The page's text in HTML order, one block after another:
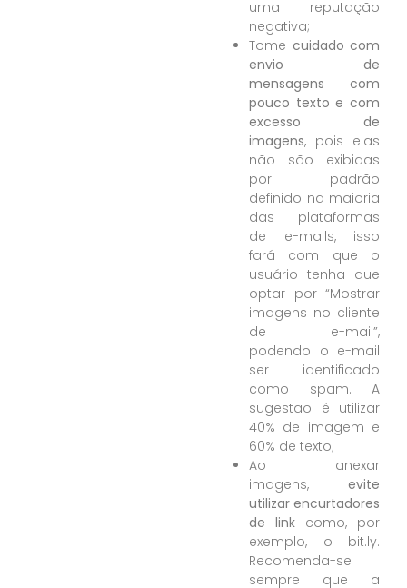
uma reputação
negativa;
Tome cuidado com
envio de
mensagens com
pouco texto e com
excesso de
imagens, pois elas
não são exibidas
por padrão
definido na maioria
das plataformas
de e-mails, isso
fará com que o
usuário tenha que
optar por “Mostrar
imagens no cliente
de e-mail”,
podendo o e-mail
ser identificado
como spam. A
sugestão é utilizar
40% de imagem e
60% de texto;
Ao anexar
imagens, evite
utilizar encurtadores
de link como, por
exemplo, o bit.ly.
Recomenda-se
sempre que a